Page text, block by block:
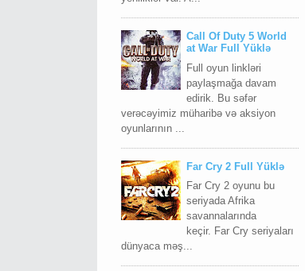
Call Of Duty 5 World
at War Full Yüklə
Full oyun linkləri
paylaşmağa davam
edirik. Bu səfər
verəcəyimiz müharibə və aksiyon
oyunlarının ...
Far Cry 2 Full Yüklə
Far Cry 2 oyunu bu
seriyada Afrika
savannalarında
keçir. Far Cry seriyaları
dünyaca məş...